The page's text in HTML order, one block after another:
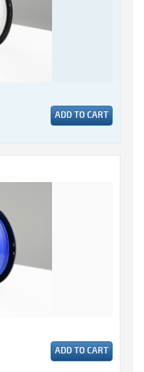
ADD TO CART
ADD TO CART